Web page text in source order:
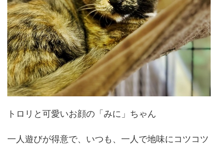
トロリと可愛いお顔の「みに」ちゃん
一人遊びが得意で、いつも、一人で地味にコツコツ